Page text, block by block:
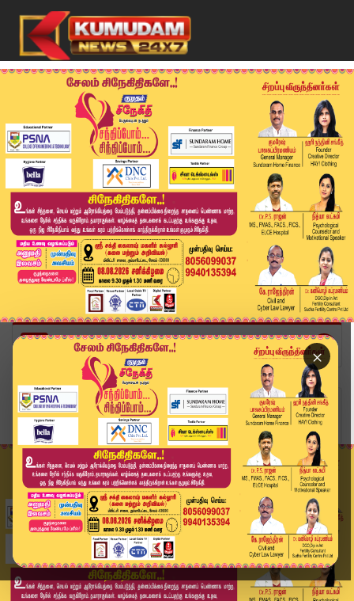
×
Home
வீடியோ ஸ்டோரி
BREAKING : “பெற்றோரிடம் சொல்லுங்கள்” - விஜய் பே...